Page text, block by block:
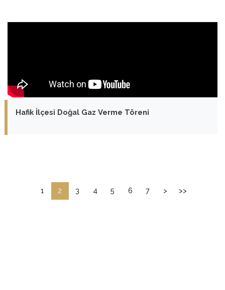
Hafik İlçesi Doğal Gaz Verme Töreni
1 2 3 4 5 6 7 > >>